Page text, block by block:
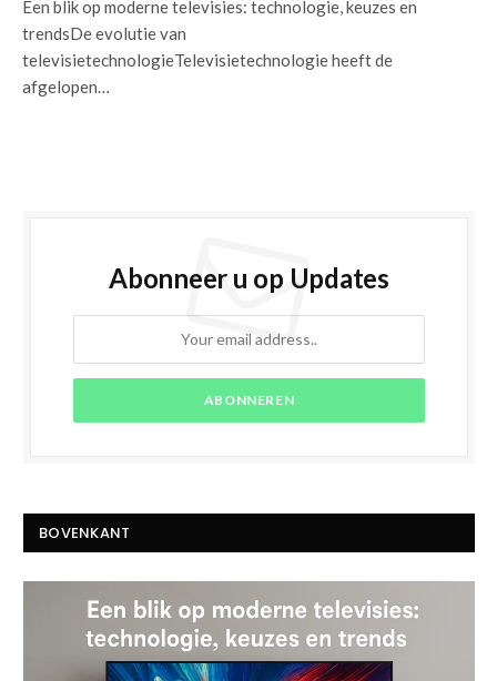
Een blik op moderne televisies: technologie, keuzes en
trendsDe evolutie van
televisietechnologieTelevisietechnologie heeft de
afgelopen…
Abonneer u op Updates
BOVENKANT